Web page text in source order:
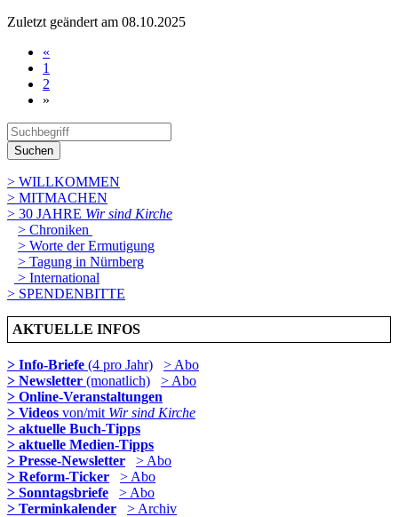
Zuletzt geändert am 08­.10.2025
«
1
2
»
Suchen
> WILLKOMMEN
> MITMACHEN
> 30 JAHRE Wir sind Kirche
> Chroniken
> Worte der Ermutigung
> Tagung in Nürnberg
> International
> SPENDENBITTE
AKTUELLE INFOS
> Info-Briefe (4 pro Jahr)
> Abo
> Newsletter (monatlich)
> Abo
> Online-Veranstaltungen
> Videos von/mit Wir sind Kirche
> aktuelle Buch-Tipps
> aktuelle Medien-Tipps
> Presse-Newsletter
> Abo
> Reform-Ticker
> Abo
> Sonntagsbriefe
> Abo
> Terminkalender
> Archiv